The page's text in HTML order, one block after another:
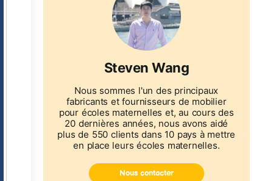
Steven Wang
Nous sommes l'un des principaux
fabricants et fournisseurs de mobilier
pour écoles maternelles et, au cours des
20 dernières années, nous avons aidé
plus de 550 clients dans 10 pays à mettre
en place leurs écoles maternelles.
Nous contacter